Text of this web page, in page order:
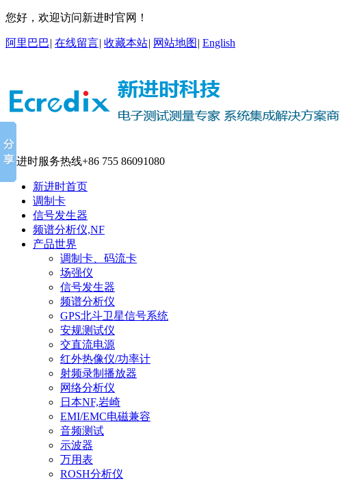
您好，欢迎访问新进时官网！
阿里巴巴| 在线留言| 收藏本站| 网站地图 | English
新进时服务热线+86 755 86091080
新进时首页
调制卡
信号发生器
频谱分析仪,NF
产品世界
调制卡、码流卡
场强仪
信号发生器
频谱分析仪
GPS北斗卫星信号系统
安规测试仪
交直流电源
红外热像仪/功率计
射频录制播放器
网络分析仪
日本NF,岩崎
EMI/EMC电磁兼容
音频测试
示波器
万用表
ROSH分析仪